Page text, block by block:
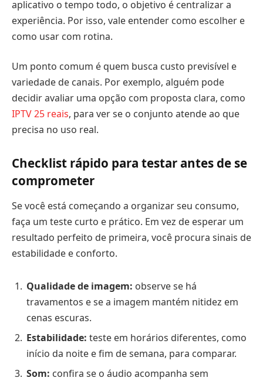
aplicativo o tempo todo, o objetivo é centralizar a
experiência. Por isso, vale entender como escolher e
como usar com rotina.
Um ponto comum é quem busca custo previsível e
variedade de canais. Por exemplo, alguém pode
decidir avaliar uma opção com proposta clara, como
IPTV 25 reais, para ver se o conjunto atende ao que
precisa no uso real.
Checklist rápido para testar antes de se
comprometer
Se você está começando a organizar seu consumo,
faça um teste curto e prático. Em vez de esperar um
resultado perfeito de primeira, você procura sinais de
estabilidade e conforto.
Qualidade de imagem: observe se há
travamentos e se a imagem mantém nitidez em
cenas escuras.
Estabilidade: teste em horários diferentes, como
início da noite e fim de semana, para comparar.
Som: confira se o áudio acompanha sem